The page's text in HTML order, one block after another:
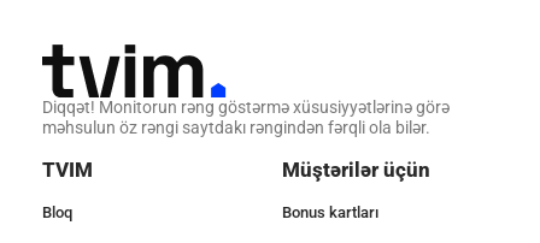
Diqqət! Monitorun rəng göstərmə xüsusiyyətlərinə görə
məhsulun öz rəngi saytdakı rəngindən fərqli ola bilər.
TVIM
Bloq
Müştərilər üçün
Bonus kartları